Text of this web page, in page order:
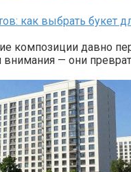
как выбрать букет
композиции давно
внимания — они